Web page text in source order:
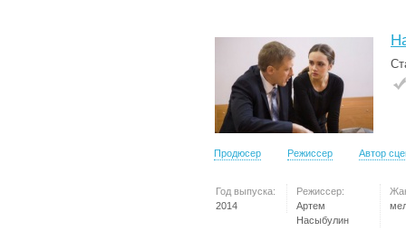
Продюсер Режиссер Автор
Год выпуска:
2014
Режиссер:
Артем
Насыбулин